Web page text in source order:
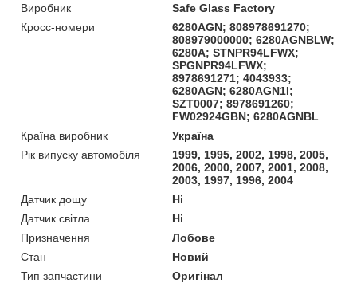
Виробник
Safe Glass Factory
Кросс-номери
6280AGN; 808978691270;
808979000000; 6280AGNBLW;
6280A; STNPR94LFWX;
SPGNPR94LFWX;
8978691271; 4043933;
6280AGN; 6280AGN1I;
SZT0007; 8978691260;
FW02924GBN; 6280AGNBL
Країна виробник
Україна
Рік випуску автомобіля
1999, 1995, 2002, 1998, 2005,
2006, 2000, 2007, 2001, 2008,
2003, 1997, 1996, 2004
Датчик дощу
Ні
Датчик світла
Ні
Призначення
Лобове
Стан
Новий
Тип запчастини
Оригінал